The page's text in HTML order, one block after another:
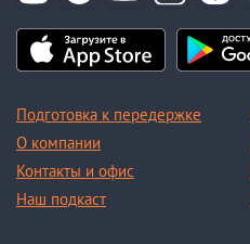
Подготовка к передержке
О компании
Контакты и офис
Наш подкаст